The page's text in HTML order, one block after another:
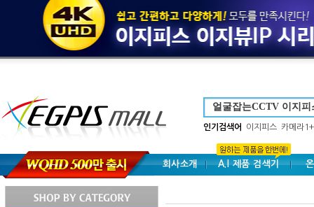
인기검색어 이지피스 카메라
회사소개 A.I 제품 검색기